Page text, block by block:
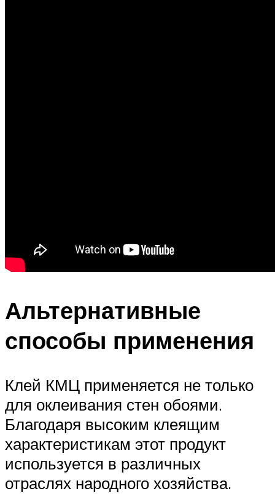
Альтернативные
способы применения
Клей КМЦ применяется не только
для оклеивания стен обоями.
Благодаря высоким клеящим
характеристикам этот продукт
используется в различных
отраслях народного хозяйства.